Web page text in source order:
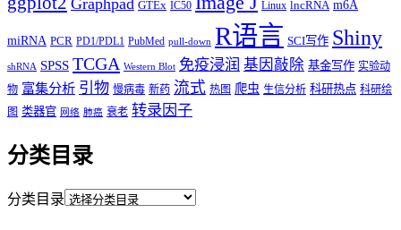
Graphpad GTEx IC50 Linux lncRNA m6A
miRNA PCR PD1/PDL1 PubMed pull-down R语言 SCI写作 Shiny
shRNA SPSS TCGA Western Blot 免疫浸润 基因敲除 基金写作 实验动
物 富集分析 引物 慢病毒 新药 流式 热图 爬虫 生信分析 科研热点 科研绘
图 类器官 网络 肺癌 衰老 转录因子
分类目录
分类目录